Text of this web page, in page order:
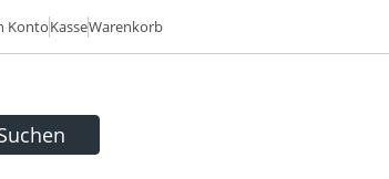
KontoKasseWarenkorb